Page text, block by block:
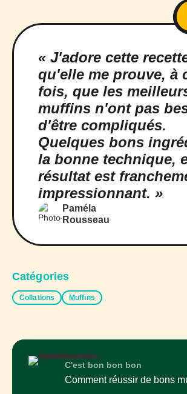
« J'adore cette
qu'elle me prouve, à
fois, que les
muffins n'ont pas
d'être compliqués.
Quelques bons
la bonne technique,
résultat est
impressionnant. »
Paméla
Rousseau
Catégories
Collations Muffins
C'est bon bon bon